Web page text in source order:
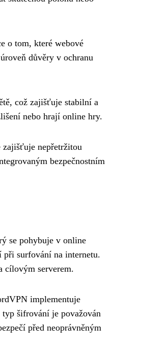
o tom, které webové
důvěry v ochranu
což zajišťuje stabilní a
nebo hrají online hry.
zajišťuje nepřetržitou
bezpečnostním
se pohybuje v online
surfování na internetu.
cílovým serverem.
implementuje
šifrování je považován
před neoprávněným